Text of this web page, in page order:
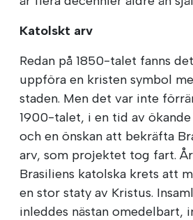
Katolskt arv
Redan på 1850-talet fanns
uppföra en kristen symbol
staden. Men det var inte
1900-talet, i en tid av
och en önskan att bekräfta
arv, som projektet tog fart.
Brasiliens katolska krets att
en stor staty av Kristus.
inleddes nästan omedelbart,